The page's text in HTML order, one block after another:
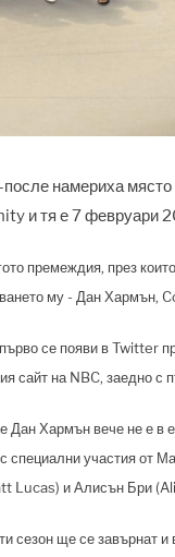
намериха
и тя е 7 февруари
премеждия, през
му - Дан Хармън,
се появи в Twitter
сайт на NBC, заедно с
Дан Хармън вече не е в
специални участия
Lucas) и Алисън Бри
сезон ще се завърнат и